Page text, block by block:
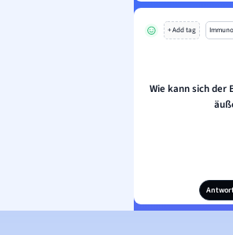
+ Add tag
Wie kann sich